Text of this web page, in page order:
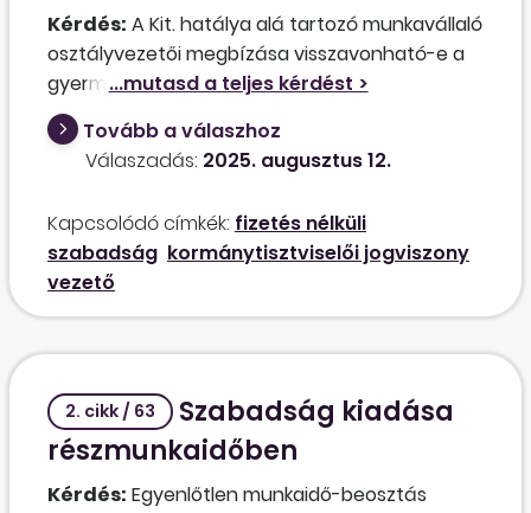
Kérdés: A Kit. hatálya alá tartozó munkavállaló
osztályvezetői megbízása visszavonható-e a
gyermek gondozása céljából igénybe vett
fizetés nélküli szabadság alatt?
Tovább a válaszhoz
Válaszadás: 2025. augusztus 12.
Kapcsolódó címkék: fizetés nélküli
szabadság kormánytisztviselői jogviszony
vezető
2. cikk / 63
Szabadság kiadása
részmunkaidőben
Kérdés: Egyenlőtlen munkaidő-beosztás